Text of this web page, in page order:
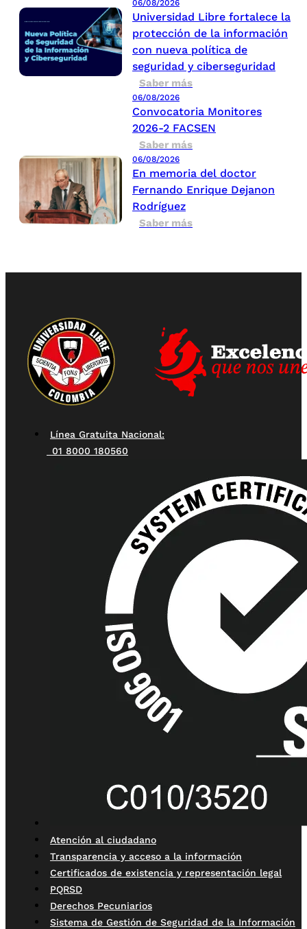
06/08/2026
Universidad Libre fortalece la
protección de la información
con nueva política de
seguridad y ciberseguridad
Saber más
06/08/2026
Convocatoria Monitores
2026-2 FACSEN
Saber más
06/08/2026
En memoria del doctor
Fernando Enrique Dejanon
Rodríguez
Saber más
Línea Gratuita Nacional:
01 8000 180560
Atención al ciudadano
Transparencia y acceso a la información
Certificados de existencia y representación legal
PQRSD
Derechos Pecuniarios
Sistema de Gestión de Seguridad de la Información